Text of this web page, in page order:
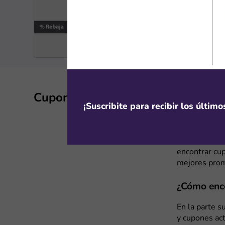
Cupones y descuentos de
Megatone
encontrar
mejores
¿Cómo
En la parte
y cupones
¡Suscribite para recibir los